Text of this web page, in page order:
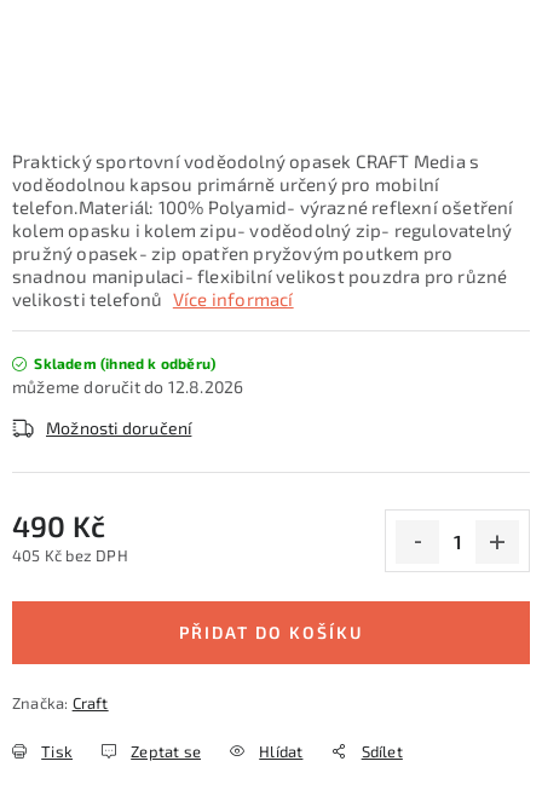
CYKLO Servis
Praktický sportovní voděodolný opasek CRAFT Media s
voděodolnou kapsou primárně určený pro mobilní
telefon.Materiál: 100% Polyamid- výrazné reflexní ošetření
kolem opasku i kolem zipu- voděodolný zip- regulovatelný
pružný opasek- zip opatřen pryžovým poutkem pro
snadnou manipulaci- flexibilní velikost pouzdra pro různé
velikosti telefonů Více informací
Skladem (ihned k odběru)
12.8.2026
Možnosti doručení
490 Kč
405 Kč bez DPH
PŘIDAT DO KOŠÍKU
Značka: Craft
Tisk Zeptat se Hlídat Sdílet